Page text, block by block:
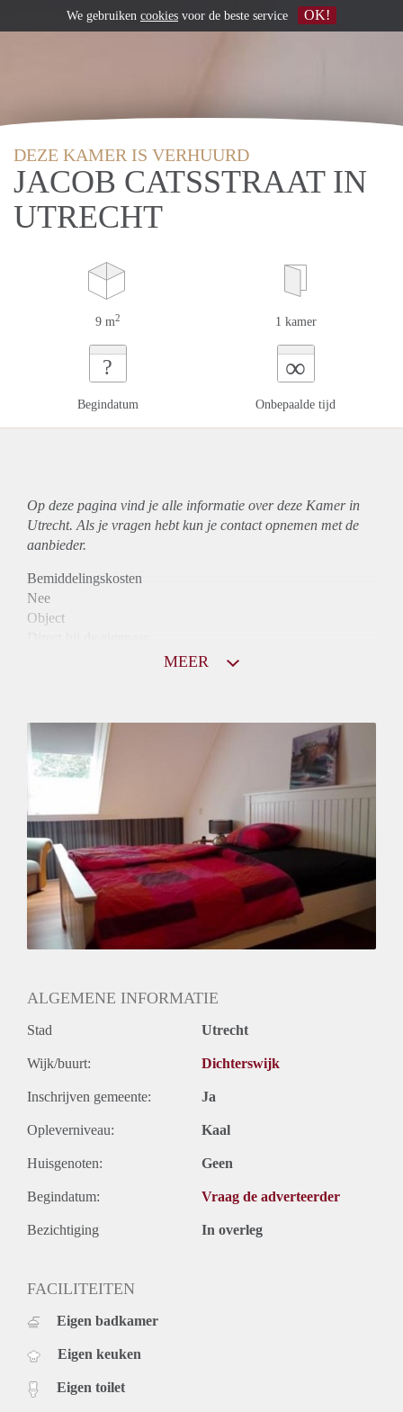
DEZE KAMER IS VERHUURD
JACOB CATSSTRAAT IN
UTRECHT
9 m2 1 kamer
?
Begindatum
∞
Onbepaalde tijd
Op deze pagina vind je alle informatie over deze Kamer in
Utrecht. Als je vragen hebt kun je contact opnemen met de
aanbieder.
Bemiddelingskosten
Nee
Object
Huurtoeslag
Niet mogelijk
Inkomen eis
Huurtermijn
Onbepaalde termijn
Oplevering
Gemeubileerd
MEER
ALGEMENE INFORMATIE
Stad Utrecht
Wijk/buurt: Dichterswijk
Inschrijven gemeente: Ja
Opleverniveau: Kaal
Huisgenoten: Geen
Begindatum: Vraag de adverteerder
Bezichtiging In overleg
FACILITEITEN
Eigen badkamer
Eigen keuken
Eigen toilet
We gebruiken cookies voor de beste service OK!